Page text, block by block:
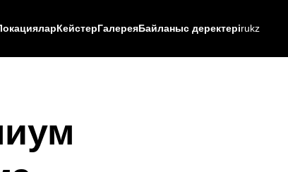
КейстерГалереяБайланыс деректеріrukz